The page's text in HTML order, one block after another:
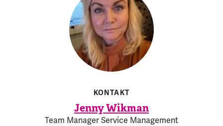
KONTAKT
Jenny Wikman
Team Manager Service Management